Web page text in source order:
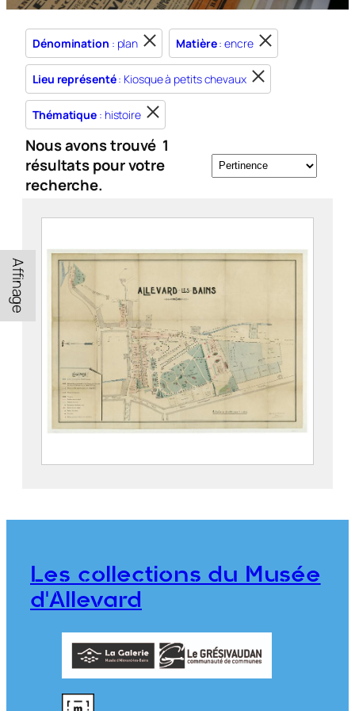
Dénomination : plan Matière: encre
Lieu représenté: Kiosque à petits chevaux
Thématique : histoire
Nous avons trouvé 1
résultats pour votre
recherche.
Affinage
Parc thermal d’Allevard
Les collections du Musée
d'Allevard